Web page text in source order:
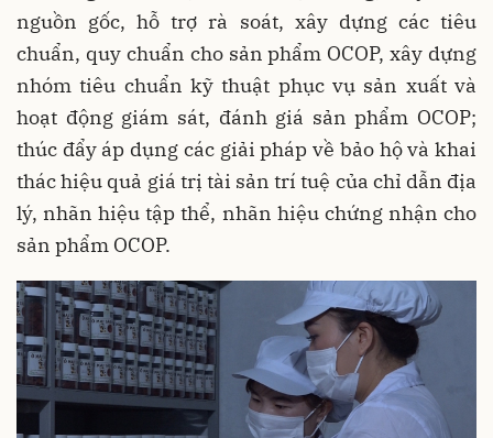
nguồn gốc, hỗ trợ rà soát, xây dựng các tiêu
chuẩn, quy chuẩn cho sản phẩm OCOP, xây dựng
nhóm tiêu chuẩn kỹ thuật phục vụ sản xuất và
hoạt động giám sát, đánh giá sản phẩm OCOP;
thúc đẩy áp dụng các giải pháp về bảo hộ và khai
thác hiệu quả giá trị tài sản trí tuệ của chỉ dẫn địa
lý, nhãn hiệu tập thể, nhãn hiệu chứng nhận cho
sản phẩm OCOP.